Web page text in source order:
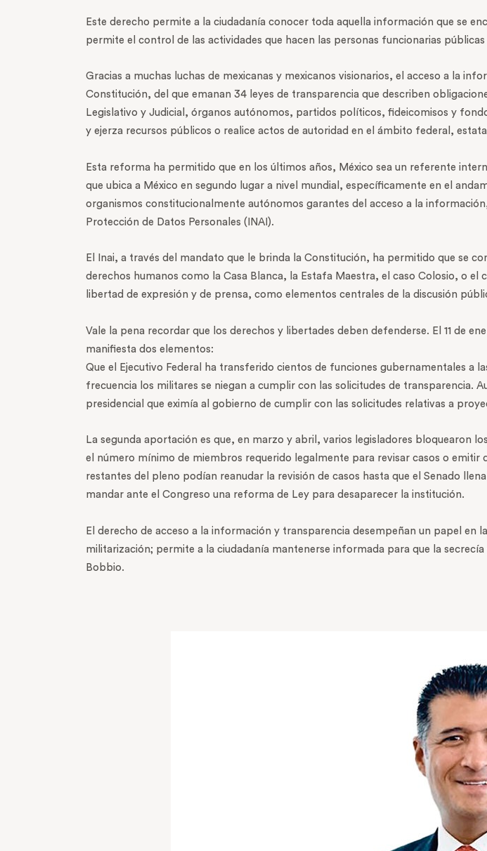
Este derecho permite a la ciudadanía conocer toda aquella información que se
permite el control de las actividades que hacen las personas funcionarias
Gracias a muchas luchas de mexicanas y mexicanos visionarios, el acceso a la
Constitución, del que emanan 34 leyes de transparencia que describen
Legislativo y Judicial, órganos autónomos, partidos políticos, fideicomisos y
y ejerza recursos públicos o realice actos de autoridad en el ámbito federal,
Esta reforma ha permitido que en los últimos años, México sea un referente
que ubica a México en segundo lugar a nivel mundial, específicamente en el
organismos constitucionalmente autónomos garantes del acceso a la
Protección de Datos Personales (INAI).
El Inai, a través del mandato que le brinda la Constitución, ha permitido que se
derechos humanos como la Casa Blanca, la Estafa Maestra, el caso Colosio, o
libertad de expresión y de prensa, como elementos centrales de la discusión
Vale la pena recordar que los derechos y libertades deben defenderse. El 11 de
manifiesta dos elementos:
Que el Ejecutivo Federal ha transferido cientos de funciones gubernamentales a
frecuencia los militares se niegan a cumplir con las solicitudes de transparencia.
presidencial que eximía al gobierno de cumplir con las solicitudes relativas a
La segunda aportación es que, en marzo y abril, varios legisladores bloquearon
el número mínimo de miembros requerido legalmente para revisar casos o
restantes del pleno podían reanudar la revisión de casos hasta que el Senado
mandar ante el Congreso una reforma de Ley para desaparecer la institución.
El derecho de acceso a la información y transparencia desempeñan un papel
militarización; permite a la ciudadanía mantenerse informada para que la
Bobbio.